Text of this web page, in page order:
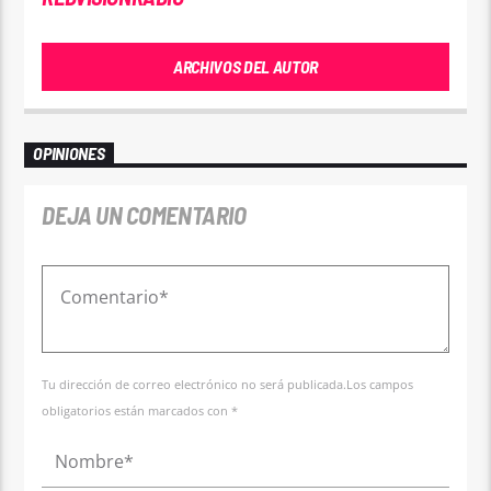
ARCHIVOS DEL AUTOR
OPINIONES
DEJA UN COMENTARIO
Tu dirección de correo electrónico no será publicada.Los campos
obligatorios están marcados con *